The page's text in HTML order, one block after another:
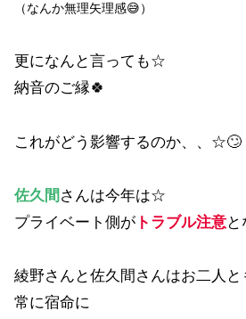
（なんか無理矢理感😅）
更になんと言っても☆
納音のご縁🍀
これがどう影響するのか、、☆🙄
佐久間 さんは今年は☆
プライベート側が トラブル注意
綾野さんと佐久間さんはお二人と
常に宿命に